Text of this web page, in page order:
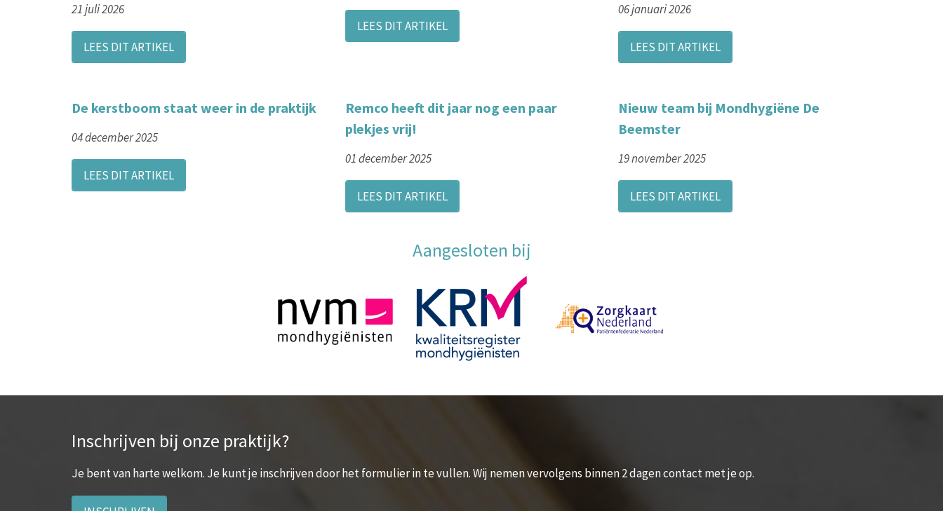
21 juli 2026
LEES DIT ARTIKEL
LEES DIT ARTIKEL
06 januari 2026
LEES DIT ARTIKEL
De kerstboom staat weer in de praktijk
04 december 2025
LEES DIT ARTIKEL
Remco heeft dit jaar nog een paar
plekjes vrij!
01 december 2025
LEES DIT ARTIKEL
Nieuw team bij Mondhygiëne De
Beemster
19 november 2025
LEES DIT ARTIKEL
Aangesloten bij
Inschrijven bij onze praktijk?
Je bent van harte welkom. Je kunt je inschrijven door het formulier in te vullen. Wij nemen vervolgens binnen 2 dagen contact met je op.